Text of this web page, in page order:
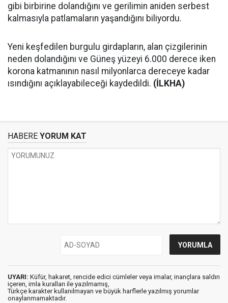
gibi birbirine dolandığını ve gerilimin aniden serbest
kalmasıyla patlamaların yaşandığını biliyordu.
Yeni keşfedilen burgulu girdapların, alan çizgilerinin
neden dolandığını ve Güneş yüzeyi 6.000 derece iken
korona katmanının nasıl milyonlarca dereceye kadar
ısındığını açıklayabileceği kaydedildi. (İLKHA)
HABERE YORUM KAT
UYARI: Küfür, hakaret, rencide edici cümleler veya imalar, inançlara saldırı
içeren, imla kuralları ile yazılmamış,
Türkçe karakter kullanılmayan ve büyük harflerle yazılmış yorumlar
onaylanmamaktadır.